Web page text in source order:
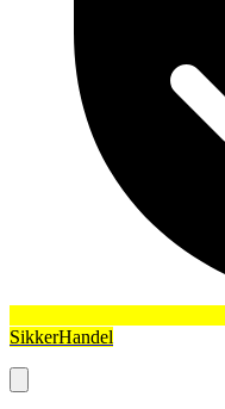
SikkerHandel